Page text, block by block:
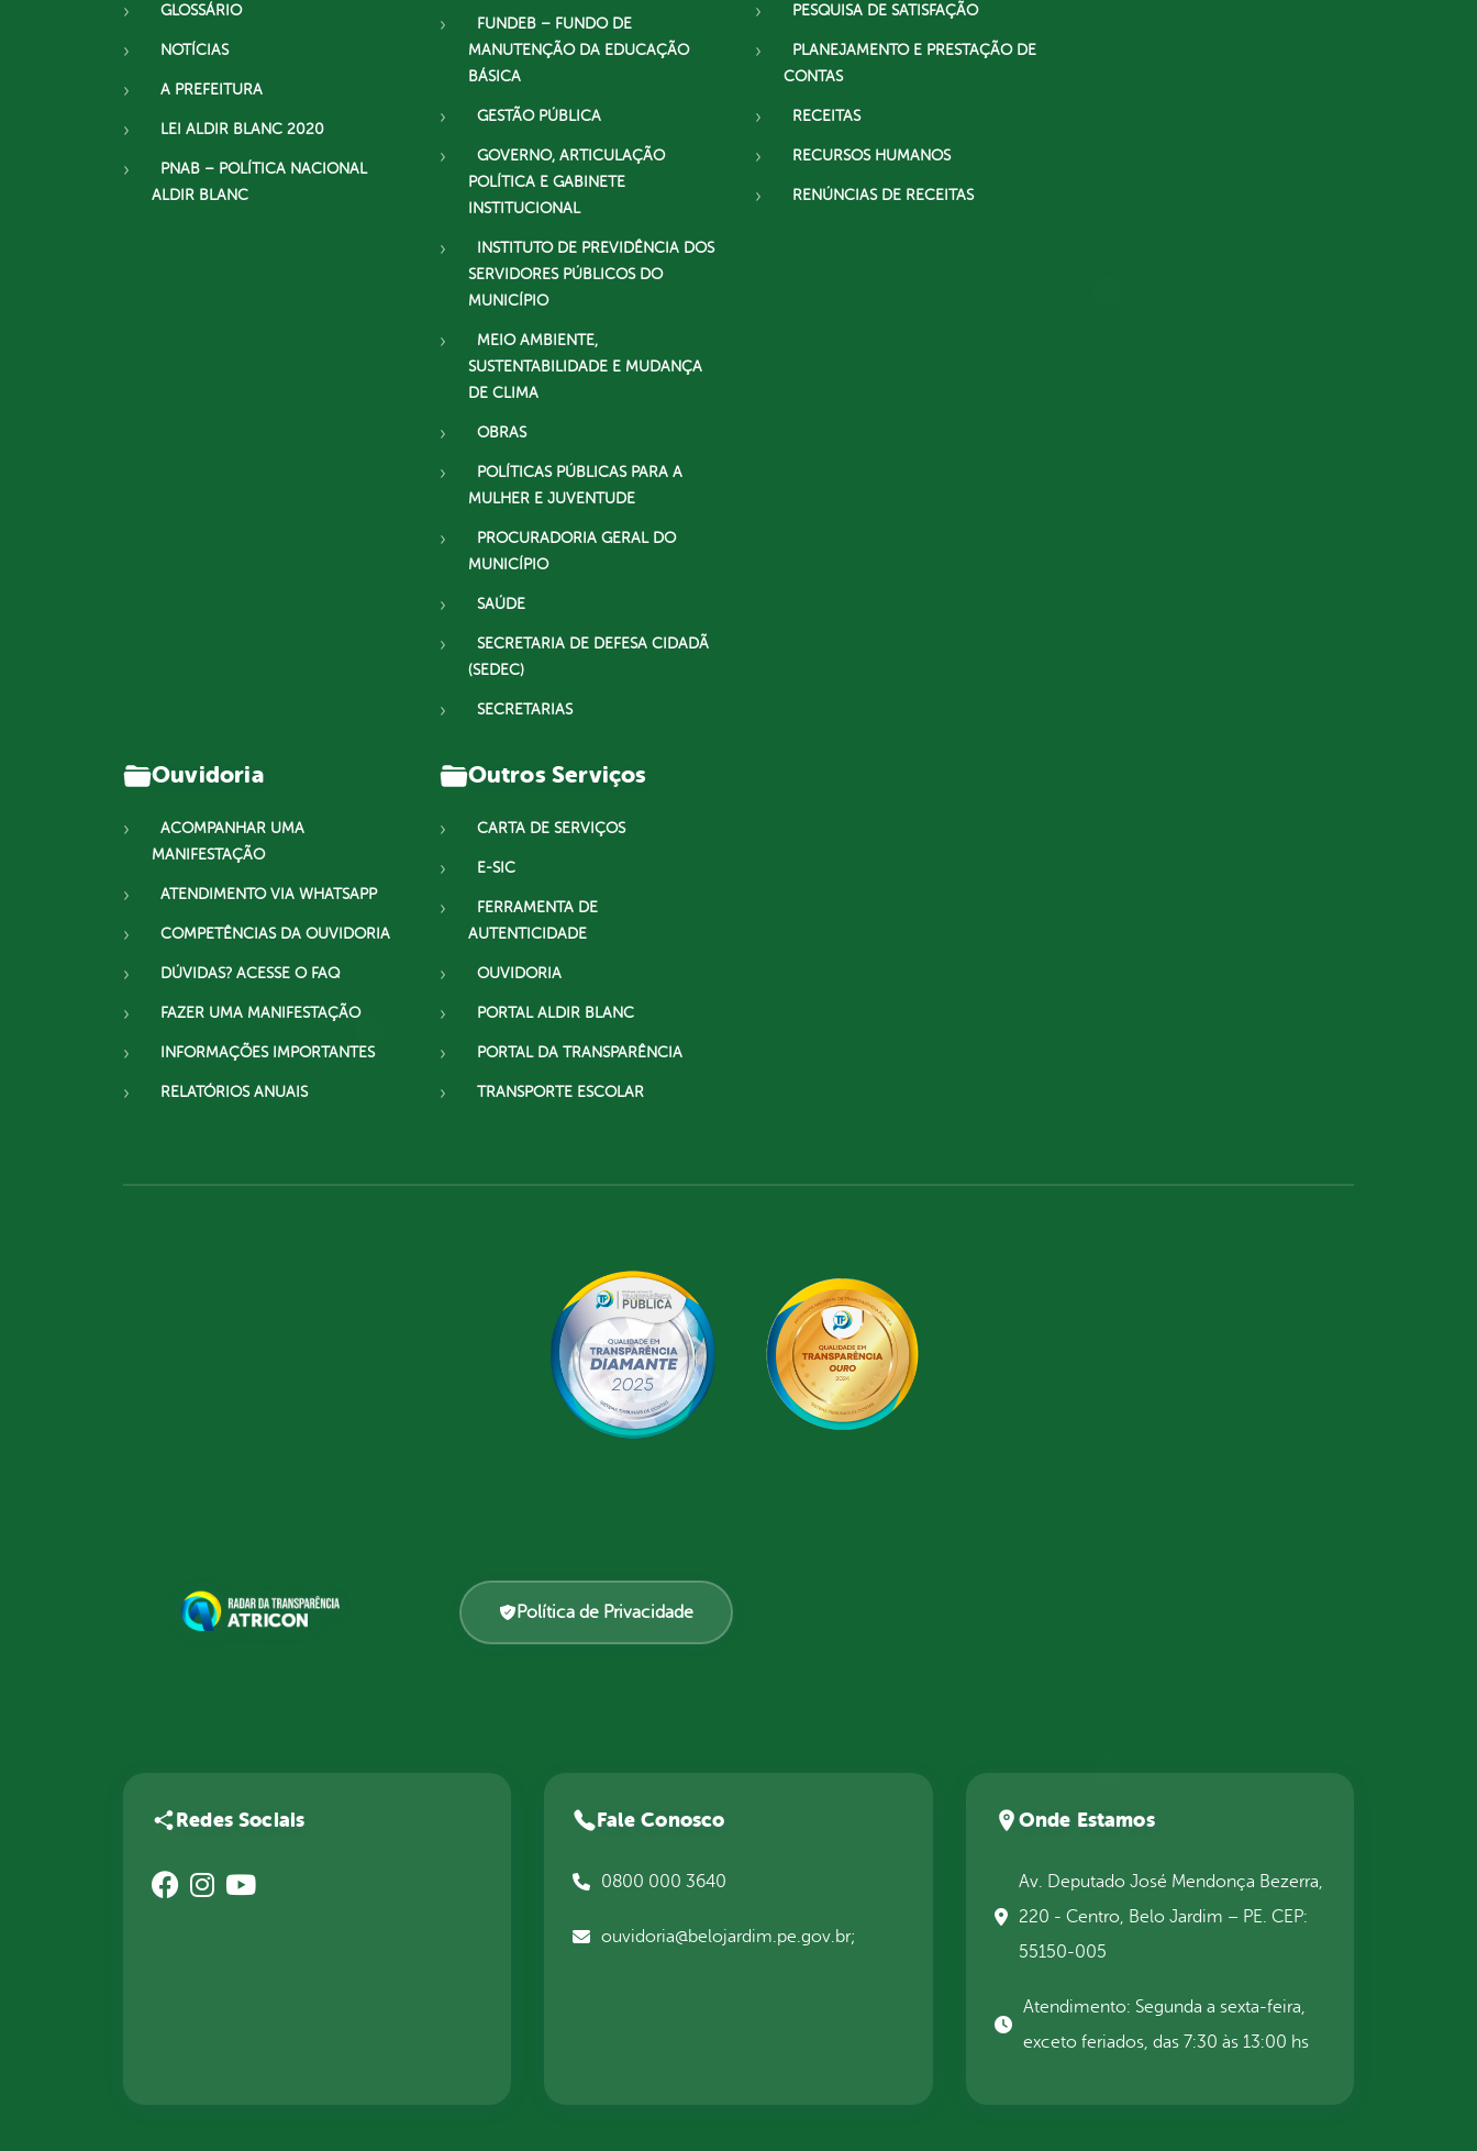
GLOSSÁRIO
NOTÍCIAS
A PREFEITURA
LEI ALDIR BLANC 2020
PNAB – POLÍTICA NACIONAL
ALDIR BLANC
FUNDEB – FUNDO DE
MANUTENÇÃO DA EDUCAÇÃO
BÁSICA
GESTÃO PÚBLICA
GOVERNO, ARTICULAÇÃO
POLÍTICA E GABINETE
INSTITUCIONAL
INSTITUTO DE PREVIDÊNCIA DOS
SERVIDORES PÚBLICOS DO
MUNICÍPIO
MEIO AMBIENTE,
SUSTENTABILIDADE E MUDANÇA
DE CLIMA
OBRAS
POLÍTICAS PÚBLICAS PARA A
MULHER E JUVENTUDE
PROCURADORIA GERAL DO
MUNICÍPIO
SAÚDE
SECRETARIA DE DEFESA CIDADÃ
(SEDEC)
SECRETARIAS
PESQUISA DE SATISFAÇÃO
PLANEJAMENTO E PRESTAÇÃO DE
CONTAS
RECEITAS
RECURSOS HUMANOS
RENÚNCIAS DE RECEITAS
Ouvidoria
ACOMPANHAR UMA
MANIFESTAÇÃO
ATENDIMENTO VIA WHATSAPP
COMPETÊNCIAS DA OUVIDORIA
DÚVIDAS? ACESSE O FAQ
FAZER UMA MANIFESTAÇÃO
INFORMAÇÕES IMPORTANTES
RELATÓRIOS ANUAIS
Outros Serviços
CARTA DE SERVIÇOS
E-SIC
FERRAMENTA DE
AUTENTICIDADE
OUVIDORIA
PORTAL ALDIR BLANC
PORTAL DA TRANSPARÊNCIA
TRANSPORTE ESCOLAR
Política de Privacidade
Redes Sociais Fale Conosco
0800 000 3640
ouvidoria@belojardim.pe.gov.br;
Onde Estamos
Av. Deputado José Mendonça Bezerra,
220 - Centro, Belo Jardim – PE. CEP:
55150-005
Atendimento: Segunda a sexta-feira,
exceto feriados, das 7:30 às 13:00 hs